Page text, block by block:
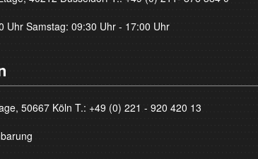
Uhr Samstag: 09:30 Uhr - 17:00 Uhr
50667 Köln T.: +49 (0) 221 - 920 420 13